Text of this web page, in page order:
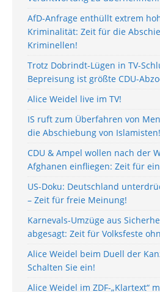
AfD-Anfrage enthüllt extrem
Kriminalität: Zeit für die
Kriminellen!
Trotz Dobrindt-Lügen in TV-
Bepreisung ist größte CDU-
Alice Weidel live im TV!
IS ruft zum Überfahren von
die Abschiebung von Islamisten!
CDU & Ampel wollen nach der
Afghanen einfliegen: Zeit für
US-Doku: Deutschland
– Zeit für freie Meinung!
Karnevals-Umzüge aus
abgesagt: Zeit für Volksfeste
Alice Weidel beim Duell der
Schalten Sie ein!
Alice Weidel im ZDF-„Klartext“